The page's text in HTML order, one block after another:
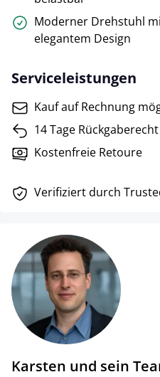
Moderner Drehstuhl
elegantem Design
Serviceleistungen
Kauf auf Rechnung
14 Tage Rückgaberecht
Kostenfreie Retoure
Verifiziert durch
Karsten und sein